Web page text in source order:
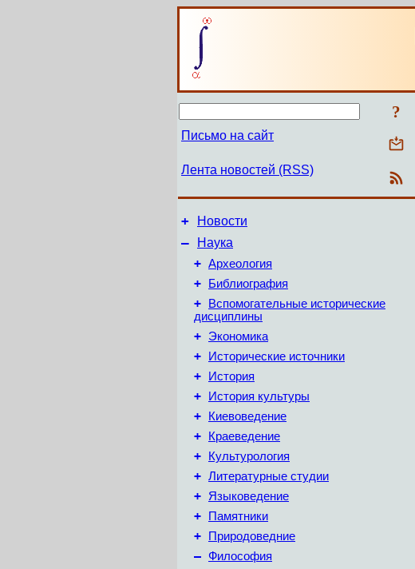
?
Письмо на сайт
Лента новостей (RSS)
+ Новости
–
Наука
+ Археология
+ Библиография
+
Вспомогательные исторические
дисциплины
+ Экономика
+ Исторические источники
+ История
+ История культуры
+ Киевоведение
+ Краеведение
+ Культурология
+ Литературные студии
+ Языковедение
+ Памятники
+ Природоведние
– Философия